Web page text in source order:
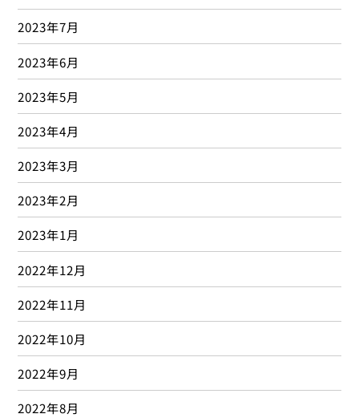
2023年7月
2023年6月
2023年5月
2023年4月
2023年3月
2023年2月
2023年1月
2022年12月
2022年11月
2022年10月
2022年9月
2022年8月